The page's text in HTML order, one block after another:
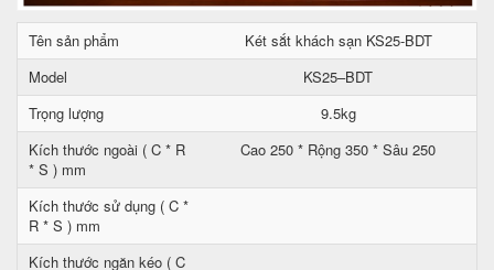
Tên sản phẩm
Két sắt khách sạn KS25-BDT
Model
KS25–BDT
Trọng lượng
9.5kg
Kích thước ngoài ( C * R
* S ) mm
Cao 250 * Rộng 350 * Sâu 250
Kích thước sử dụng ( C *
R * S ) mm
Kích thước ngăn kéo ( C